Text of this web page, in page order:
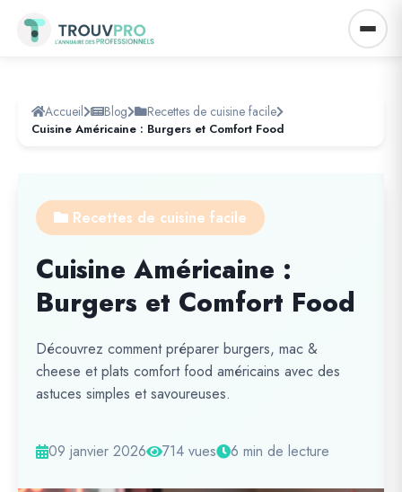
Accueil Blog Recettes de cuisine facile
Cuisine Américaine : Burgers et Comfort Food
Recettes de cuisine facile
Cuisine Américaine :
Burgers et Comfort Food
Découvrez comment préparer burgers, mac &
cheese et plats comfort food américains avec des
astuces simples et savoureuses.
09 janvier 2026 714 vues 6 min de lecture